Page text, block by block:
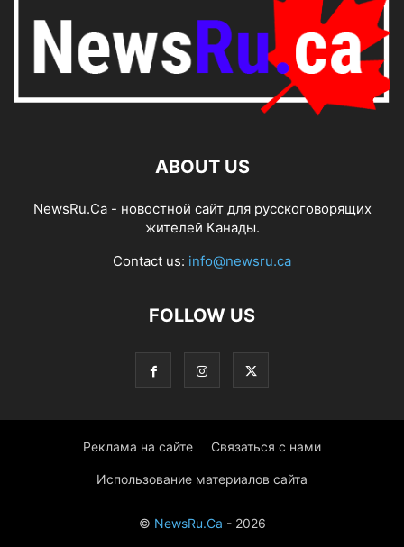
ABOUT US
NewsRu.Ca - новостной сайт для русскоговорящих
жителей Канады.
Contact us: info@newsru.ca
FOLLOW US
Реклама на сайте Связаться с нами
Использование материалов сайта
© NewsRu.Ca - 2026